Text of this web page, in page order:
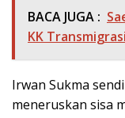
BACA JUGA :
KK Transmigrasi
Irwan Sukma
meneruskan sisa